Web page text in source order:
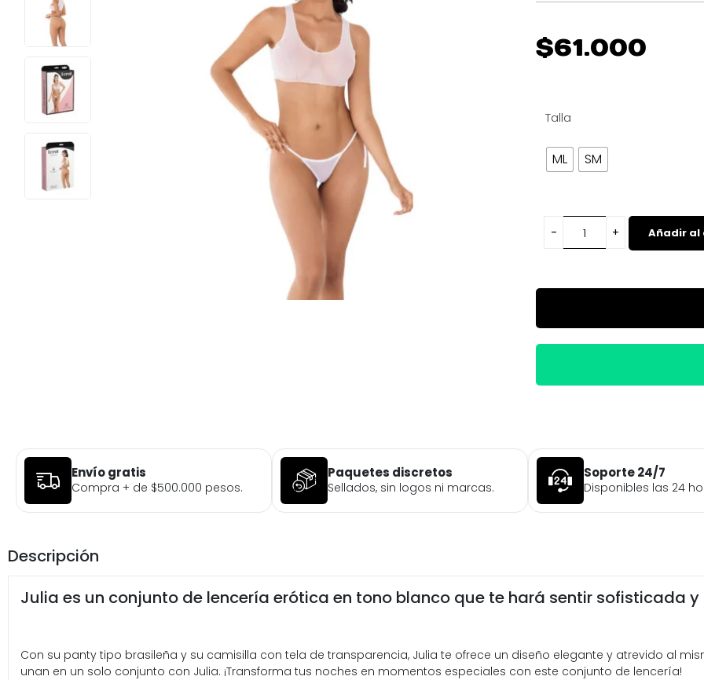
$61.000
Talla
ML SM
Añadir
Envío gratis
Compra + de $500.000 pesos.
Paquetes discretos
Sellados, sin logos ni marcas.
Soporte 24/7
Disponibles las 24
Descripción
Julia es un conjunto de lencería erótica en tono blanco que te hará sentir sofisticada y
Con su panty tipo brasileña y su camisilla con tela de transparencia, Julia te ofrece un diseño elegante y atrevido al
unan en un solo conjunto con Julia. ¡Transforma tus noches en momentos especiales con este conjunto de lencería!